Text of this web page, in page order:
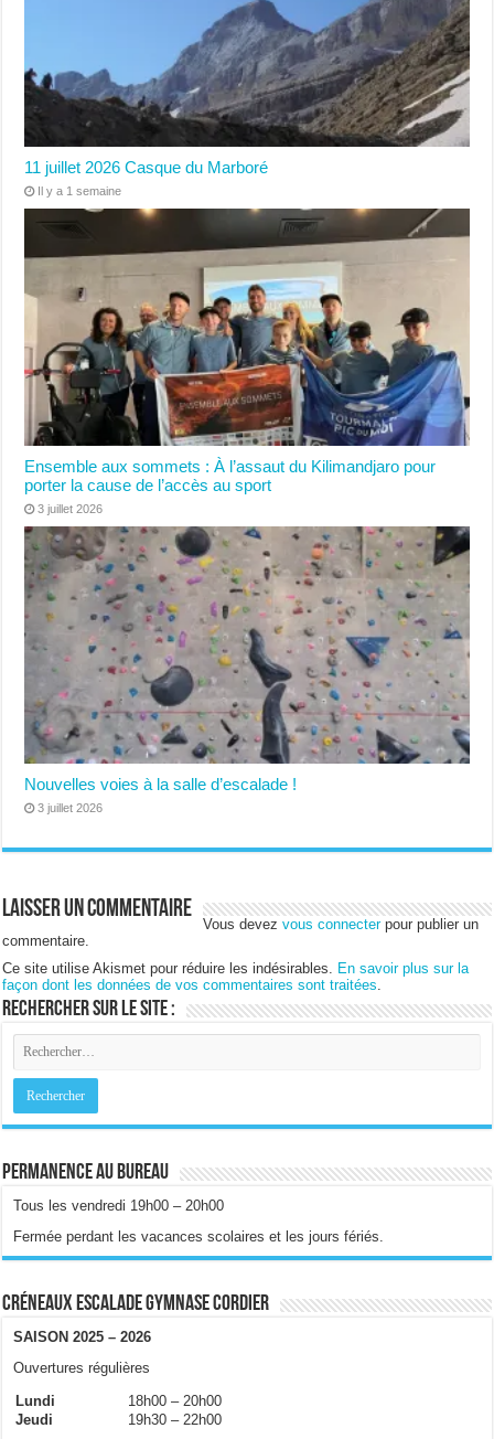
11 juillet 2026 Casque du Marboré
Il y a 1 semaine
Ensemble aux sommets : À l’assaut du Kilimandjaro pour
porter la cause de l’accès au sport
3 juillet 2026
Nouvelles voies à la salle d’escalade !
3 juillet 2026
Laisser un commentaire
Vous devezvous connecterpour publier un
commentaire.
Ce site utilise Akismet pour réduire les indésirables.
En savoir plus sur la
façon dont les données de vos commentaires sont traitées
Rechercher sur le site :
Permanence au bureau
Tous les vendredi 19h00 – 20h00
Fermée perdant les vacances scolaires et les jours fériés.
Créneaux escalade gymnase Cordier
SAISON 2025 – 2026
Ouvertures régulières
Lundi
18h00 – 20h00
Jeudi
19h30 – 22h00